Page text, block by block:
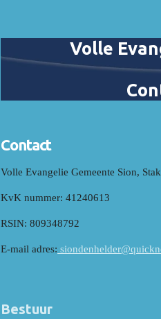
Volle
Contact
Volle Evangelie Gemeente Sion,
KvK nummer: 41240613
RSIN: 809348792
E-mail adres:
Bestuur